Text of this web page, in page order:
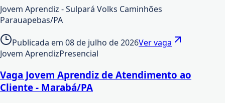
Jovem Aprendiz - Sulpará Volks Caminhões
Parauapebas/PA
Publicada em 08 de julho de 2026Ver vaga
Jovem AprendizPresencial
Vaga Jovem Aprendiz de Atendimento ao
Cliente - Marabá/PA